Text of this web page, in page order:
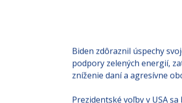
Biden zdôraznil úspechy
podpory zelených energií,